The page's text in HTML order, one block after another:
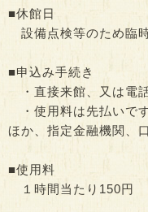
■休館日
設備点検等のため臨
■申込み手続き
・直接来館、又は電
・使用料は先払いで
ほか、指定金融機関、
■使用料
１時間当たり150円